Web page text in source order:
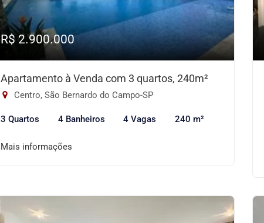
R$ 2.900.000
Apartamento à Venda com 3 quartos, 240m²
Centro, São Bernardo do Campo-SP
3 Quartos 4 Banheiros 4 Vagas 240 m²
Mais informações